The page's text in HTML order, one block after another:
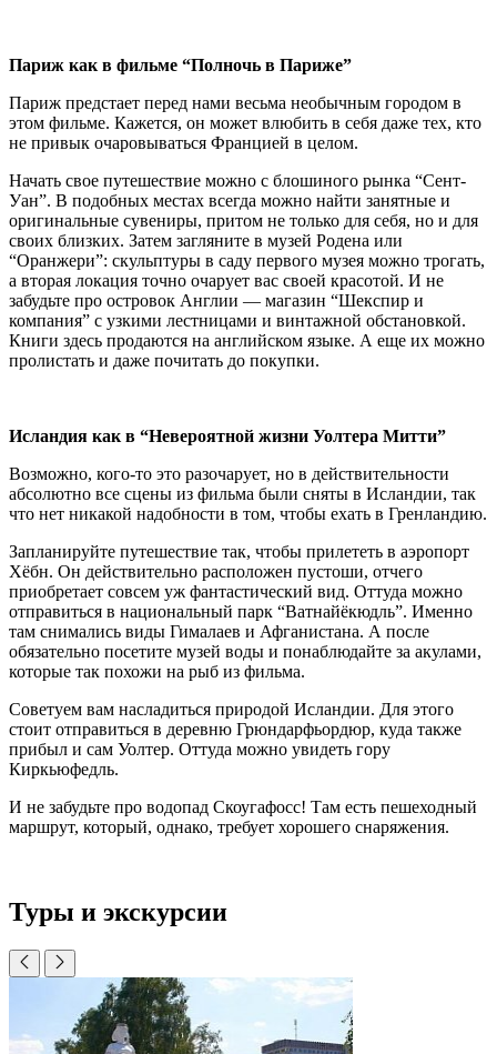
Париж как в фильме “Полночь в Париже”
Париж предстает перед нами весьма необычным городом в
этом фильме. Кажется, он может влюбить в себя даже тех, кто
не привык очаровываться Францией в целом.
Начать свое путешествие можно с блошиного рынка “Сент-
Уан”. В подобных местах всегда можно найти занятные и
оригинальные сувениры, притом не только для себя, но и для
своих близких. Затем загляните в музей Родена или
“Оранжери”: скульптуры в саду первого музея можно трогать,
а вторая локация точно очарует вас своей красотой. И не
забудьте про островок Англии — магазин “Шекспир и
компания” с узкими лестницами и винтажной обстановкой.
Книги здесь продаются на английском языке. А еще их можно
пролистать и даже почитать до покупки.
Исландия как в “Невероятной жизни Уолтера Митти”
Возможно, кого-то это разочарует, но в действительности
абсолютно все сцены из фильма были сняты в Исландии, так
что нет никакой надобности в том, чтобы ехать в Гренландию.
Запланируйте путешествие так, чтобы прилететь в аэропорт
Хёбн. Он действительно расположен пустоши, отчего
приобретает совсем уж фантастический вид. Оттуда можно
отправиться в национальный парк “Ватнайёкюдль”. Именно
там снимались виды Гималаев и Афганистана. А после
обязательно посетите музей воды и понаблюдайте за акулами,
которые так похожи на рыб из фильма.
Советуем вам насладиться природой Исландии. Для этого
стоит отправиться в деревню Грюндарфьордюр, куда также
прибыл и сам Уолтер. Оттуда можно увидеть гору
Киркьюфедль.
И не забудьте про водопад Скоугафосс! Там есть пешеходный
маршрут, который, однако, требует хорошего снаряжения.
Туры и экскурсии